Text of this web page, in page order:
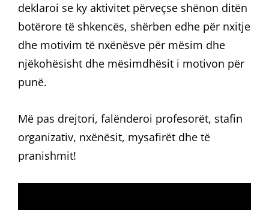
deklaroi se ky aktivitet përveçse shënon ditën
botërore të shkencës, shërben edhe për nxitje
dhe motivim të nxënësve për mësim dhe
njëkohësisht dhe mësimdhësit i motivon për
punë.
Më pas drejtori, falënderoi profesorët, stafin
organizativ, nxënësit, mysafirët dhe të
pranishmit!